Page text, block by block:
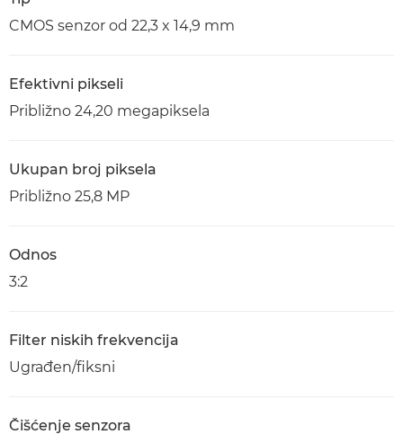
CMOS senzor od 22,3 x 14,9 mm
Efektivni pikseli
Približno 24,20 megapiksela
Ukupan broj piksela
Približno 25,8 MP
Odnos
3:2
Filter niskih frekvencija
Ugrađen/fiksni
Čišćenje senzora